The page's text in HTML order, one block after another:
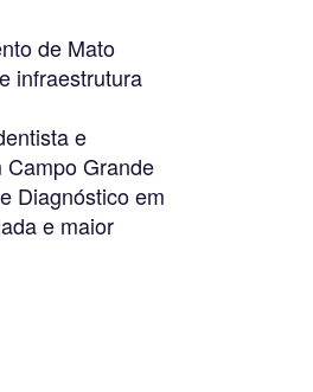
de Mato
infraestrutura
e
Grande
Diagnóstico em
e maior